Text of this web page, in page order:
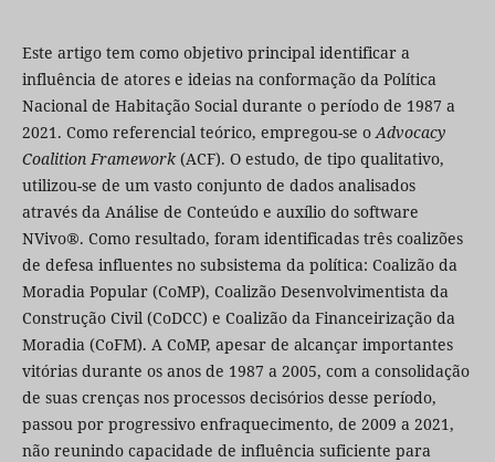
Este artigo tem como objetivo principal identificar a
influência de atores e ideias na conformação da Política
Nacional de Habitação Social durante o período de 1987 a
2021. Como referencial teórico, empregou-se o Advocacy
Coalition Framework(ACF). O estudo, de tipo qualitativo,
utilizou-se de um vasto conjunto de dados analisados
através da Análise de Conteúdo e auxílio do software
NVivo®. Como resultado, foram identificadas três coalizões
de defesa influentes no subsistema da política: Coalizão da
Moradia Popular (CoMP), Coalizão Desenvolvimentista da
Construção Civil (CoDCC) e Coalizão da Financeirização da
Moradia (CoFM). A CoMP, apesar de alcançar importantes
vitórias durante os anos de 1987 a 2005, com a consolidação
de suas crenças nos processos decisórios desse período,
passou por progressivo enfraquecimento, de 2009 a 2021,
não reunindo capacidade de influência suficiente para